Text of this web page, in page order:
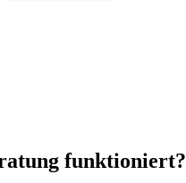
funktioniert?